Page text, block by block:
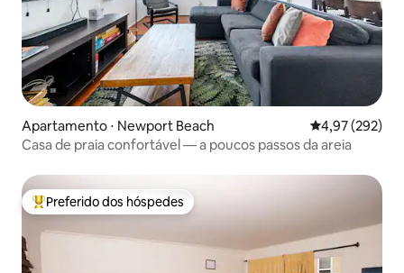
Apartamento ⋅ Newport Beach 4,97 de uma
4,97 (292)
Casa de praia confortável — a poucos passos da areia
Entre os melhores preferidos dos hóspedes
Preferido dos hóspedes